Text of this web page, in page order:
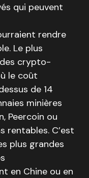
qui peuvent
rendre
Le plus
crypto-
le coût
de 14
minières
Peercoin ou
rentables. C’est
plus grandes
en Chine ou en